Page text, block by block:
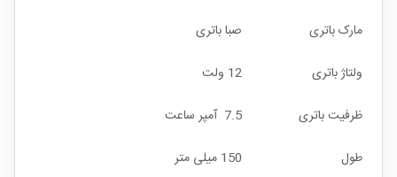
مارک باتری
صبا باتری
ولتاژ باتری
12 ولت
ظرفیت باتری
7.5 آمپر ساعت
طول
150 میلی متر